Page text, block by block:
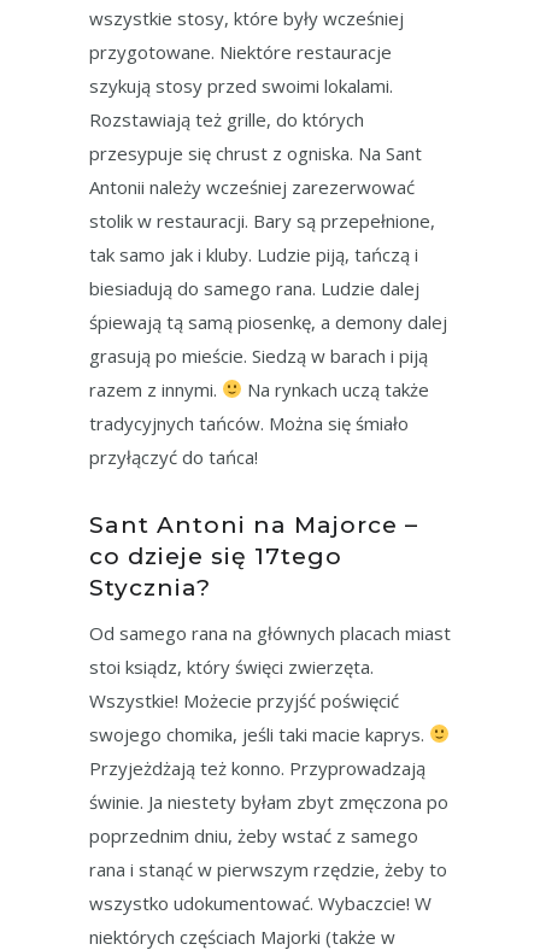
wszystkie stosy, które były wcześniej
przygotowane. Niektóre restauracje
szykują stosy przed swoimi lokalami.
Rozstawiają też grille, do których
przesypuje się chrust z ogniska. Na Sant
Antonii należy wcześniej zarezerwować
stolik w restauracji. Bary są przepełnione,
tak samo jak i kluby. Ludzie piją, tańczą i
biesiadują do samego rana. Ludzie dalej
śpiewają tą samą piosenkę, a demony dalej
grasują po mieście. Siedzą w barach i piją
razem z innymi.
Na rynkach uczą także
tradycyjnych tańców. Można się śmiało
przyłączyć do tańca!
Sant Antoni na Majorce –
co dzieje się 17tego
Stycznia?
Od samego rana na głównych placach miast
stoi ksiądz, który święci zwierzęta.
Wszystkie! Możecie przyjść poświęcić
swojego chomika, jeśli taki macie kaprys.
Przyjeżdżają też konno. Przyprowadzają
świnie. Ja niestety byłam zbyt zmęczona po
poprzednim dniu, żeby wstać z samego
rana i stanąć w pierwszym rzędzie, żeby to
wszystko udokumentować. Wybaczcie! W
niektórych częściach Majorki (także w